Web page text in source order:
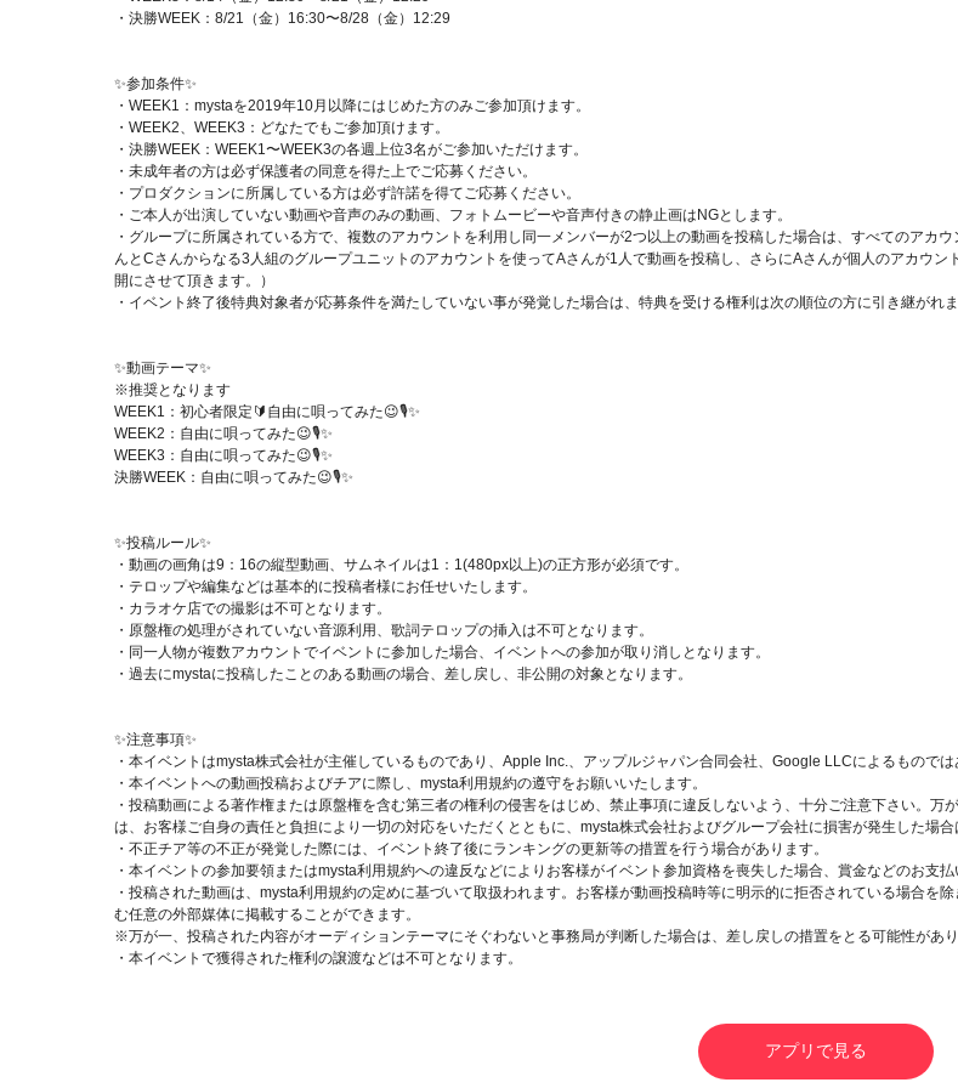
・決勝WEEK：8/21（金）16:30〜8/28（金）12:29
✨参加条件✨
・WEEK1：mystaを2019年10月以降にはじめた方のみご参加頂けます。
・WEEK2、WEEK3：どなたでもご参加頂けます。
・決勝WEEK：WEEK1〜WEEK3の各週上位3名がご参加いただけます。
・未成年者の方は必ず保護者の同意を得た上でご応募ください。
・プロダクションに所属している方は必ず許諾を得てご応募ください。
・ご本人が出演していない動画や音声のみの動画、フォトムービーや音声付きの静止画はNGとします。
・グループに所属されている方で、複数のアカウントを利用し同一メンバーが2つ以上の動画を投稿した場合は、すべてのアカ
んとCさんからなる3人組のグループユニットのアカウントを使ってAさんが1人で動画を投稿し、さらにAさんが個人のアカウ
開にさせて頂きます。）
・イベント終了後特典対象者が応募条件を満たしていない事が発覚した場合は、特典を受ける権利は次の順位の方に引き継がれま
✨動画テーマ✨
※推奨となります
WEEK1：初心者限定🔰自由に唄ってみた😉🎙✨
WEEK2：自由に唄ってみた😉🎙✨
WEEK3：自由に唄ってみた😉🎙✨
決勝WEEK：自由に唄ってみた😉🎙✨
✨投稿ルール✨
・動画の画角は9：16の縦型動画、サムネイルは1：1(480px以上)の正方形が必須です。
・テロップや編集などは基本的に投稿者様にお任せいたします。
・カラオケ店での撮影は不可となります。
・原盤権の処理がされていない音源利用、歌詞テロップの挿入は不可となります。
・同一人物が複数アカウントでイベントに参加した場合、イベントへの参加が取り消しとなります。
・過去にmystaに投稿したことのある動画の場合、差し戻し、非公開の対象となります。
✨注意事項✨
・本イベントはmysta株式会社が主催しているものであり、Apple Inc.、アップルジャパン合同会社、Google LLCによるものでは
・本イベントへの動画投稿およびチアに際し、mysta利用規約の遵守をお願いいたします。
・投稿動画による著作権または原盤権を含む第三者の権利の侵害をはじめ、禁止事項に違反しないよう、十分ご注意下さい。
は、お客様ご自身の責任と負担により一切の対応をいただくとともに、mysta株式会社およびグループ会社に損害が発生した場
・不正チア等の不正が発覚した際には、イベント終了後にランキングの更新等の措置を行う場合があります。
・本イベントの参加要領またはmysta利用規約への違反などによりお客様がイベント参加資格を喪失した場合、賞金などのお支
・投稿された動画は、mysta利用規約の定めに基づいて取扱われます。お客様が動画投稿時等に明示的に拒否されている場合
む任意の外部媒体に掲載することができます。
※万が一、投稿された内容がオーディションテーマにそぐわないと事務局が判断した場合は、差し戻しの措置をとる可能性があり
・本イベントで獲得された権利の譲渡などは不可となります。
アプリで見る